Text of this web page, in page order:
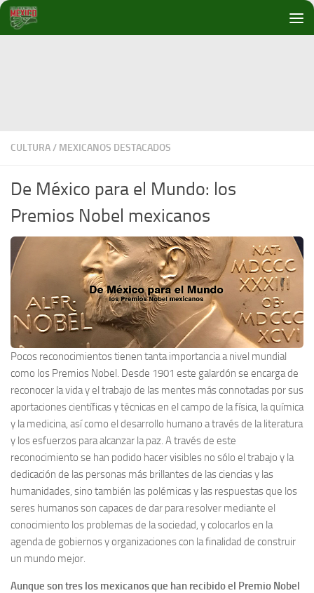
Debajo del contenido
CULTURA/ MEXICANOS DESTACADOS
De México para el Mundo: los
Premios Nobel mexicanos
Pocos reconocimientos tienen tanta importancia a nivel mundial
como los Premios Nobel. Desde 1901 este galardón se encarga de
reconocer la vida y el trabajo de las mentes más connotadas por sus
aportaciones científicas y técnicas en el campo de la física, la química
y la medicina, así como el desarrollo humano a través de la literatura
y los esfuerzos para alcanzar la paz. A través de este
reconocimiento se han podido hacer visibles no sólo el trabajo y la
dedicación de las personas más brillantes de las ciencias y las
humanidades, sino también las polémicas y las respuestas que los
seres humanos son capaces de dar para resolver mediante el
conocimiento los problemas de la sociedad, y colocarlos en la
agenda de gobiernos y organizaciones con la finalidad de construir
un mundo mejor.
Aunque son tres los mexicanos que han recibido el Premio Nobel